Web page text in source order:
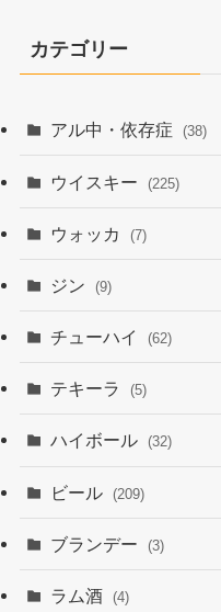
カテゴリー
アル中・依存症 (38)
ウイスキー (225)
ウォッカ (7)
ジン (9)
チューハイ (62)
テキーラ (5)
ハイボール (32)
ビール (209)
ブランデー (3)
ラム酒 (4)